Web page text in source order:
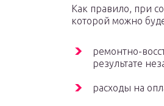
Как правило, при
которой можно
ремонтно-
результате
расходы на